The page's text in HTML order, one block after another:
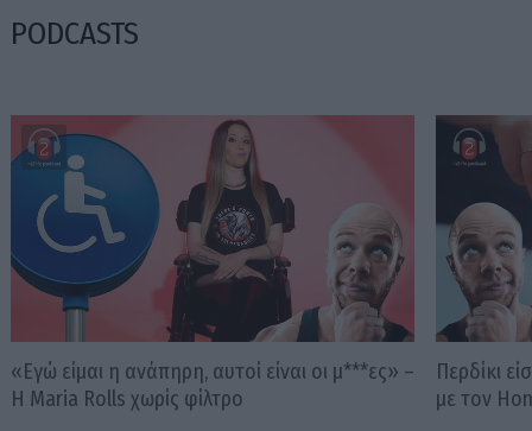
PODCASTS
«Εγώ είμαι η ανάπηρη, αυτοί είναι οι μ***ες» –
Η Maria Rolls χωρίς φίλτρο
Περδίκι
με τον